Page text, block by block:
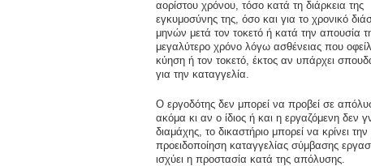
αορίστου χρόνου, τόσο κατά τη διάρκεια της
εγκυμοσύνης της, όσο και για το χρονικό
μηνών μετά τον τοκετό ή κατά την απουσία
μεγαλύτερο χρόνο λόγω ασθένειας που
κύηση ή τον τοκετό, έκτος αν υπάρχει
για την καταγγελία.
Ο εργοδότης δεν μπορεί να προβεί σε
ακόμα κι αν ο ίδιος ή και η εργαζόμενη δεν
διαμάχης, το δικαστήριο μπορεί να κρίνει
προειδοποίηση καταγγελίας σύμβασης
ισχύει η προστασία κατά της απόλυσης.